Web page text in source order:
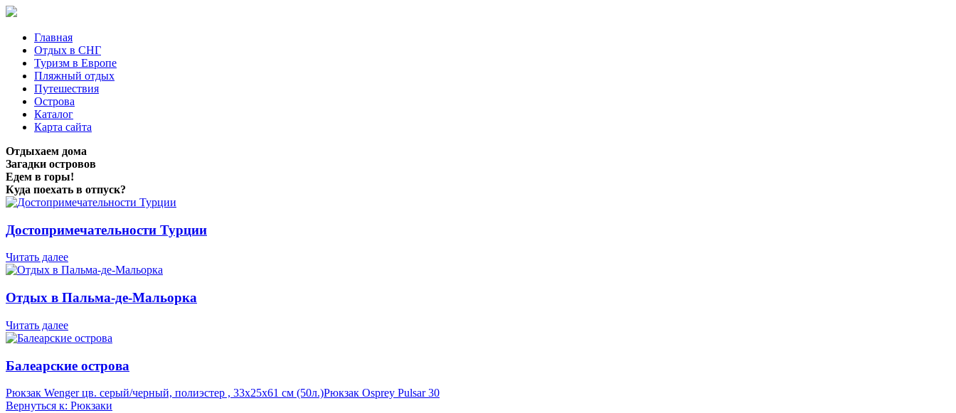
Главная
Отдых в СНГ
Туризм в Европе
Пляжный отдых
Путешествия
Острова
Каталог
Карта сайта
Отдыхаем дома
Загадки островов
Едем в горы!
Куда поехать в отпуск?
Достопримечательности Турции
Читать далее
Отдых в Пальма-де-Мальорка
Читать далее
Балеарские острова
Рюкзак Wenger цв. серый/черный, полиэстер , 33х25х61 см (50л.)Рюкзак Osprey Pulsar 30
Вернуться к: Рюкзаки